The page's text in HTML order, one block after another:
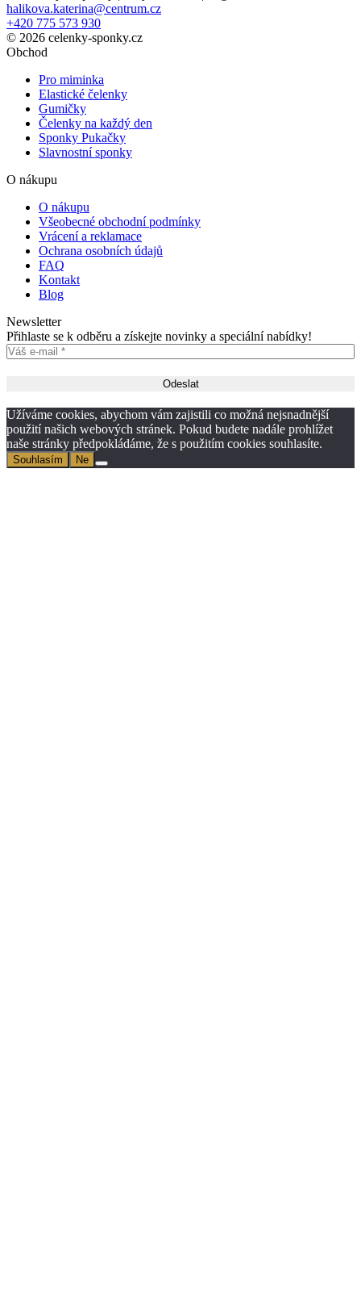
halikova.katerina@centrum.cz
+420 775 573 930
© 2026 celenky-sponky.cz
Obchod
Pro miminka
Elastické čelenky
Gumičky
Čelenky na každý den
Sponky Pukačky
Slavnostní sponky
O nákupu
O nákupu
Všeobecné obchodní podmínky
Vrácení a reklamace
Ochrana osobních údajů
FAQ
Kontakt
Blog
Newsletter
Přihlaste se k odběru a získejte novinky a speciální nabídky!
Užíváme cookies, abychom vám zajistili co možná nejsnadnější
použití našich webových stránek. Pokud budete nadále prohlížet
naše stránky předpokládáme, že s použitím cookies souhlasíte.
Souhlasím Ne